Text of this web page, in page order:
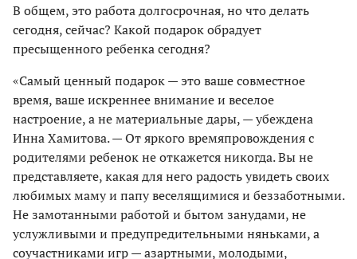
В общем, это работа долгосрочная, но что делать
сегодня, сейчас? Какой подарок обрадует
пресыщенного ребенка сегодня?
«Самый ценный подарок — это ваше совместное
время, ваше искреннее внимание и веселое
настроение, а не материальные дары, — убеждена
Инна Хамитова. — От яркого времяпровождения с
родителями ребенок не откажется никогда. Вы не
представляете, какая для него радость увидеть своих
любимых маму и папу веселящимися и беззаботными.
Не замотанными работой и бытом занудами, не
услужливыми и предупредительными няньками, а
соучастниками игр — азартными, молодыми,